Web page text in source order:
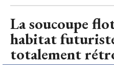
La soucoupe
habitat
totalement